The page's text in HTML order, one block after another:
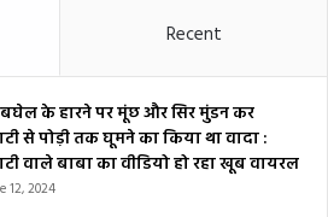
Recent
के हारने पर मूंछ और सिर मुंडन कर
से पोड़ी तक घूमने का किया था वादा :
वाले बाबा का वीडियो हो रहा खूब वायरल
12, 2024